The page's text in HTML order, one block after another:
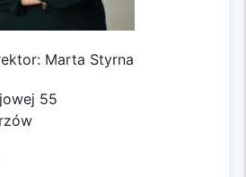
Marta Styrna
55